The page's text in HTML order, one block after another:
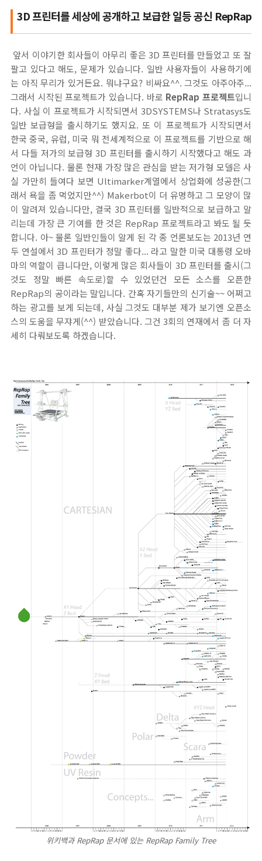
3D 프린터를 세상에 공개하고 보급한 일등 공신 RepRap
앞서 이야기한 회사들이 아무리 좋은 3D 프린터를 만들었고 또 잘
팔고 있다고 해도, 문제가 있습니다. 일반 사용자들이 사용하기에
는 아직 무리가 있거든요. 뭐냐구요? 비싸요^^. 그것도 아주아주...
그래서 시작된 프로젝트가 있습니다. 바로 RepRap 프로젝트입니
다. 사실 이 프로젝트가 시작되면서 3DSYSTEMS나 Stratasys도
일반 보급형을 출시하기도 했지요. 또 이 프로젝트가 시작되면서
한국 중국, 유럽, 미국 뭐 전세계적으로 이 프로젝트를 기반으로 해
서 다들 저가의 보급형 3D 프린터를 출시하기 시작했다고 해도 과
언이 아닙니다. 물론 현재 가장 많은 관심을 받는 저가형 모델은 사
실 가만히 들여다 보면 Ultimarker계열에서 상업화에 성공한(그
래서 욕을 좀 먹었지만^^) Makerbot이 더 유명하고 그 모양이 많
이 알려져 있습니다만, 결국 3D 프린터를 일반적으로 보급하고 알
리는데 가장 큰 기여를 한 것은 RepRap 프로젝트라고 봐도 될 듯
합니다. 아~ 물론 일반인들이 알게 된 각 종 언론보도는 2013년 연
두 연설에서 3D 프린터가 정말 좋다... 라고 말한 미국 대통령 오바
마의 역할이 큽니다만, 이렇게 많은 회사들이 3D 프린터를 출시(그
것도 정말 빠른 속도로)할 수 있었던건 모든 소스를 오픈한
RepRap의 공이라는 말입니다. 간혹 자기들만의 신기술~~ 어쩌고
하는 광고를 보게 되는데, 사실 그것도 대부분 제가 보기엔 오픈소
스의 도움을 무쟈게(^^) 받았습니다. 그건 3회의 연재에서 좀 더 자
세히 다뤄보도록 하겠습니다.
위키백과 RepRap 문서에 있는 RepRap Family Tree